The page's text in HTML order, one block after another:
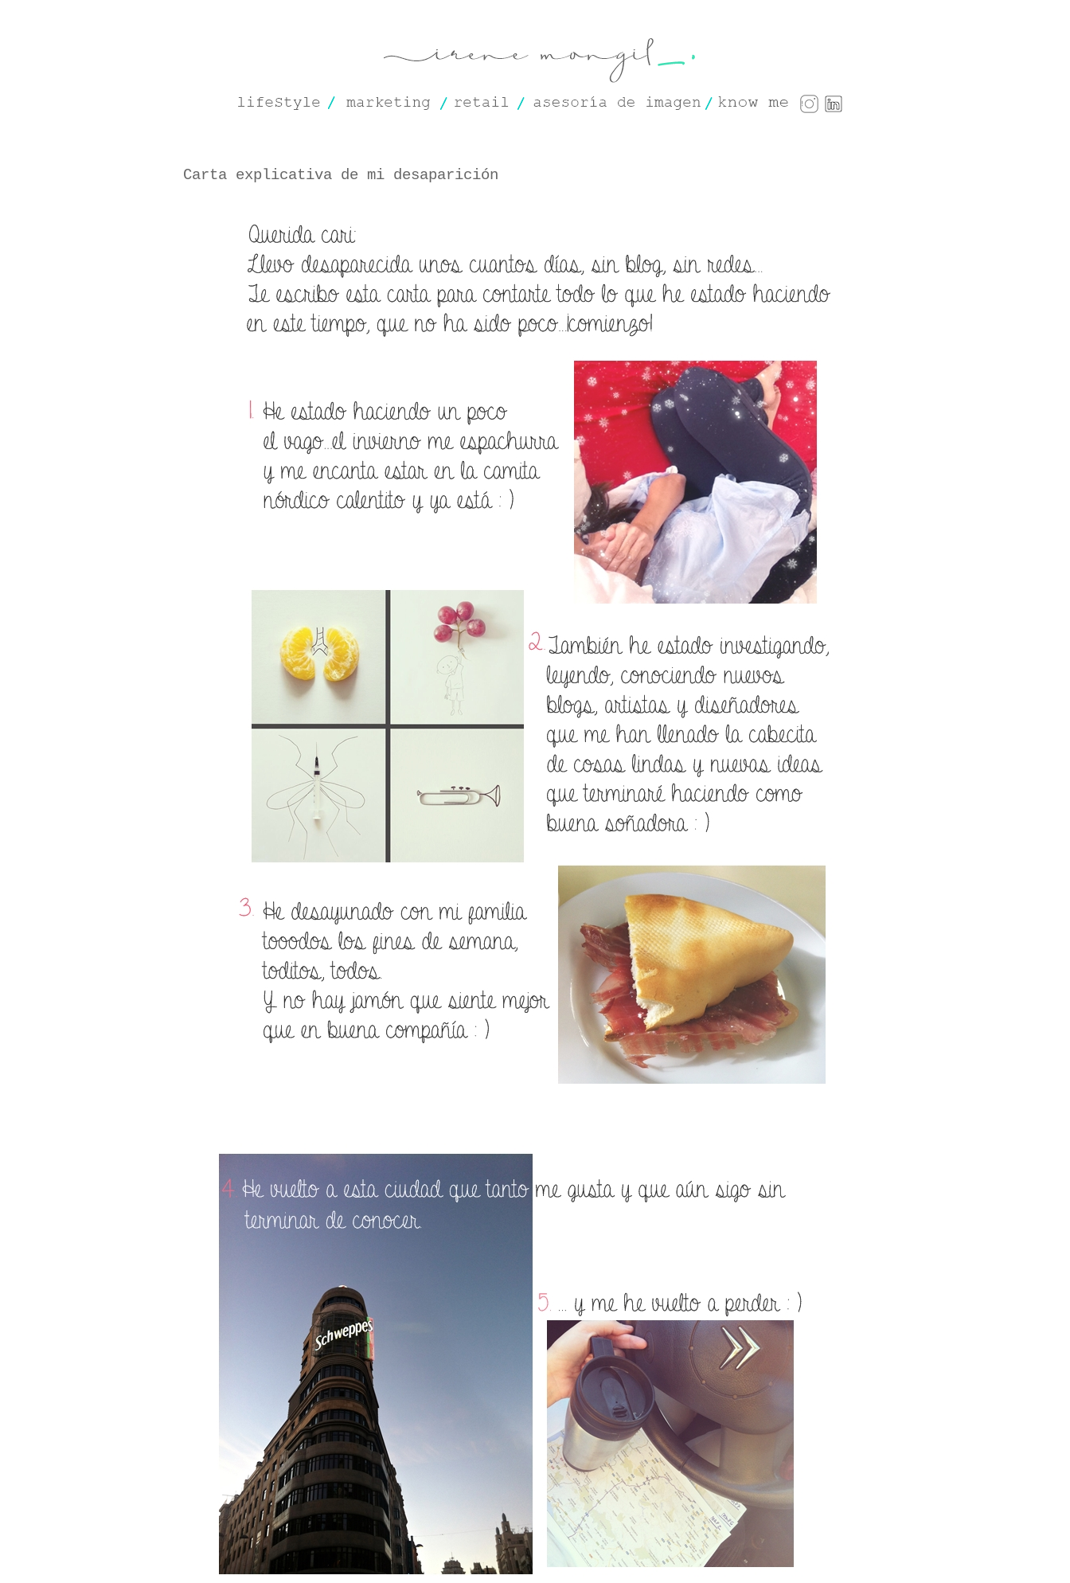
Carta explicativa de mi desaparición